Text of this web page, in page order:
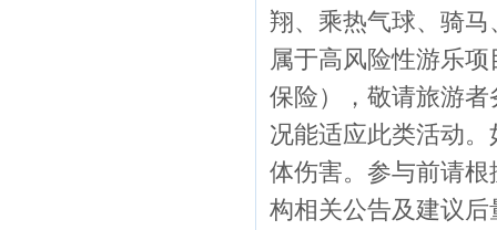
翔、乘热气球、骑
属于高风险性游乐
保险），敬请旅游
况能适应此类活动
体伤害。参与前请
构相关公告及建议